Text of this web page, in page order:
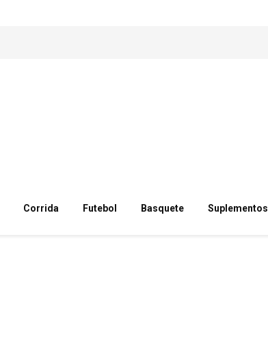
Corrida Futebol Basquete Suplementos